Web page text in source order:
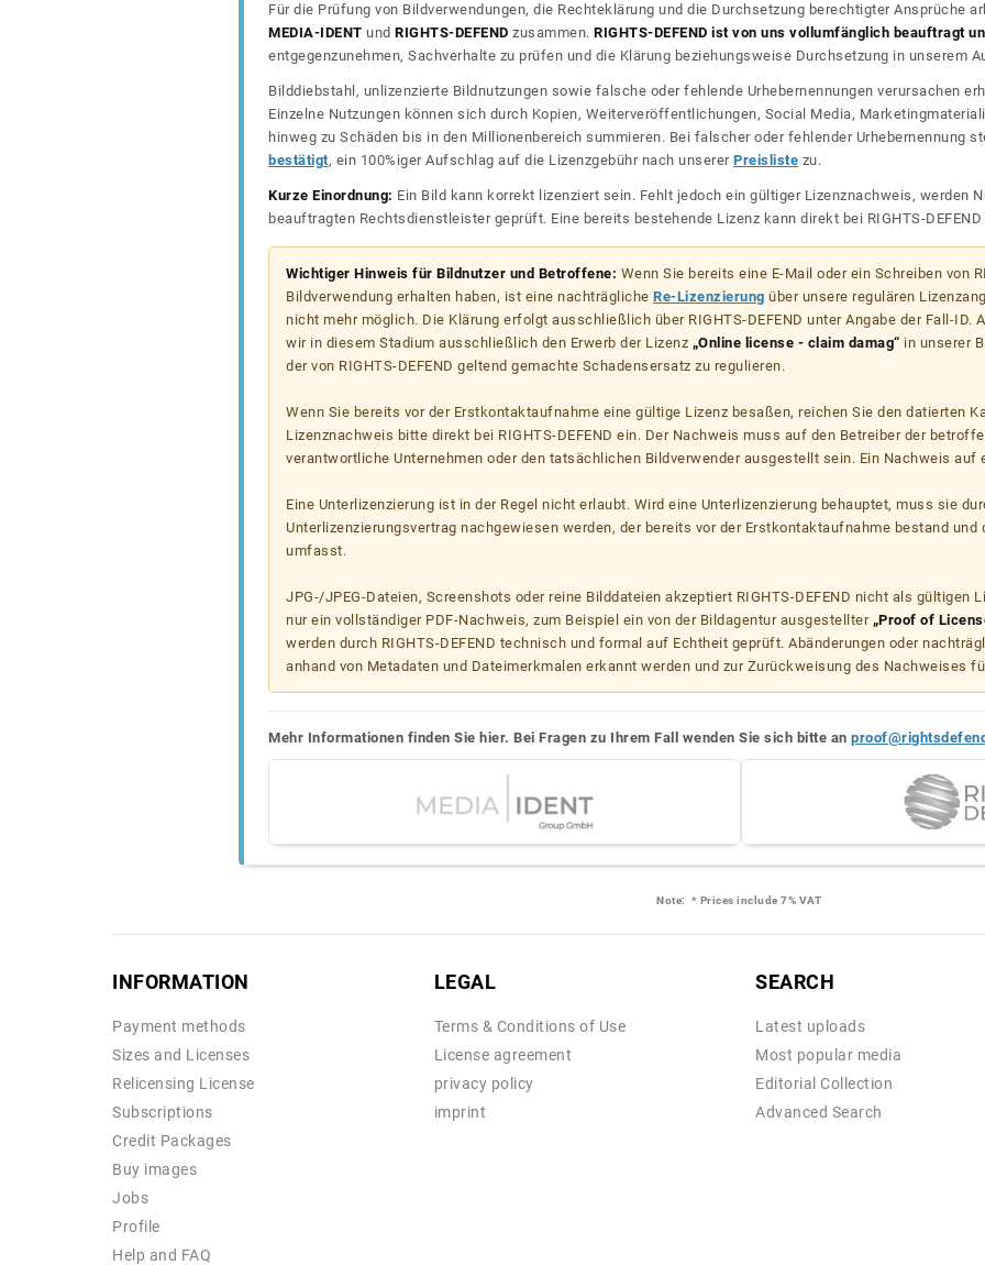
Für die Prüfung von Bildverwendungen, die Rechteklärung und die Durchsetzung berechtigter Ansprüche
MEDIA-IDENT und RIGHTS-DEFEND zusammen. RIGHTS-DEFEND ist von uns vollumfänglich beauftragt
entgegenzunehmen, Sachverhalte zu prüfen und die Klärung beziehungsweise Durchsetzung in unserem
Bilddiebstahl, unlizenzierte Bildnutzungen sowie falsche oder fehlende Urhebernennungen verursachen
Einzelne Nutzungen können sich durch Kopien, Weiterveröffentlichungen, Social Media,
hinweg zu Schäden bis in den Millionenbereich summieren. Bei falscher oder fehlender Urhebernennung
bestätigt, ein 100%iger Aufschlag auf die Lizenzgebühr nach unserer Preisliste zu.
Kurze Einordnung: Ein Bild kann korrekt lizenziert sein. Fehlt jedoch ein gültiger Lizenznachweis, werden
beauftragten Rechtsdienstleister geprüft. Eine bereits bestehende Lizenz kann direkt bei RIGHTS-
Wichtiger Hinweis für Bildnutzer und Betroffene: Wenn Sie bereits eine E-Mail oder ein Schreiben von
Bildverwendung erhalten haben, ist eine nachträgliche Re-Lizenzierung über unsere regulären
nicht mehr möglich. Die Klärung erfolgt ausschließlich über RIGHTS-DEFEND unter Angabe der Fall-ID.
wir in diesem Stadium ausschließlich den Erwerb der Lizenz „Online license - claim damag“ in unserer
der von RIGHTS-DEFEND geltend gemachte Schadensersatz zu regulieren.
Wenn Sie bereits vor der Erstkontaktaufnahme eine gültige Lizenz besaßen, reichen Sie den datierten
Lizenznachweis bitte direkt bei RIGHTS-DEFEND ein. Der Nachweis muss auf den Betreiber der
verantwortliche Unternehmen oder den tatsächlichen Bildverwender ausgestellt sein. Ein Nachweis auf
Eine Unterlizenzierung ist in der Regel nicht erlaubt. Wird eine Unterlizenzierung behauptet, muss sie
Unterlizenzierungsvertrag nachgewiesen werden, der bereits vor der Erstkontaktaufnahme bestand und
umfasst.
JPG-/JPEG-Dateien, Screenshots oder reine Bilddateien akzeptiert RIGHTS-DEFEND nicht als gültigen
nur ein vollständiger PDF-Nachweis, zum Beispiel ein von der Bildagentur ausgestellter „Proof of
werden durch RIGHTS-DEFEND technisch und formal auf Echtheit geprüft. Abänderungen oder
anhand von Metadaten und Dateimerkmalen erkannt werden und zur Zurückweisung des Nachweises
Mehr Informationen finden Sie hier. Bei Fragen zu Ihrem Fall wenden Sie sich bitte an
Note: * Prices include 7% VAT
INFORMATION
Payment methods
Sizes and Licenses
Relicensing License
Subscriptions
Credit Packages
Buy images
Jobs
Profile
Help and FAQ
LEGAL
Terms & Conditions of Use
License agreement
privacy policy
imprint
SEARCH
Latest uploads
Most popular media
Editorial Collection
Advanced Search